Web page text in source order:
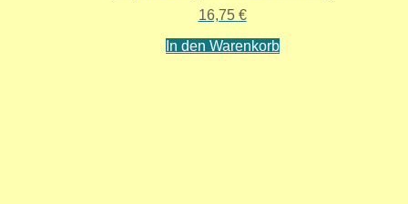
16,75 €
In den Warenkorb